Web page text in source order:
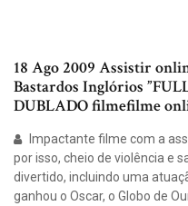
18 Ago 2009 Assistir
Bastardos Inglórios
DUBLADO filmefilme
Impactante filme com a
por isso, cheio de violência e
divertido, incluindo uma
ganhou o Oscar, o Globo de